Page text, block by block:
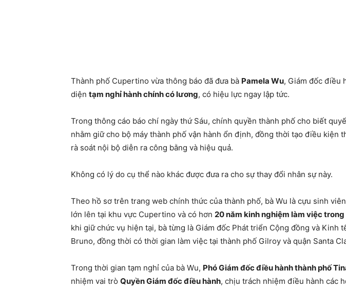
Thành phố Cupertino vừa thông báo đã đưa bà Pamela Wu, Giám đốc điều
diện tạm nghỉ hành chính có lương, có hiệu lực ngay lập tức.
Trong thông cáo báo chí ngày thứ Sáu, chính quyền thành phố cho biết
nhằm giữ cho bộ máy thành phố vận hành ổn định, đồng thời tạo điều kiện
rà soát nội bộ diễn ra công bằng và hiệu quả.
Không có lý do cụ thể nào khác được đưa ra cho sự thay đổi nhân sự này.
Theo hồ sơ trên trang web chính thức của thành phố, bà Wu là cựu sinh
lớn lên tại khu vực Cupertino và có hơn 20 năm kinh nghiệm làm việc
khi giữ chức vụ hiện tại, bà từng là Giám đốc Phát triển Cộng đồng và Kinh
Bruno, đồng thời có thời gian làm việc tại thành phố Gilroy và quận Santa
Trong thời gian tạm nghỉ của bà Wu, Phó Giám đốc điều hành thành phố
nhiệm vai trò Quyền Giám đốc điều hành, chịu trách nhiệm điều hành các